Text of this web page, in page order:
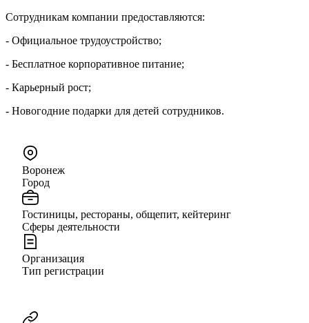
Сотрудникам компании предоставляются:
- Официальное трудоустройство;
- Бесплатное корпоративное питание;
- Карьерный рост;
- Новогодние подарки для детей сотрудников.
Воронеж
Город
Гостиницы, рестораны, общепит, кейтеринг
Сферы деятельности
Организация
Тип регистрации